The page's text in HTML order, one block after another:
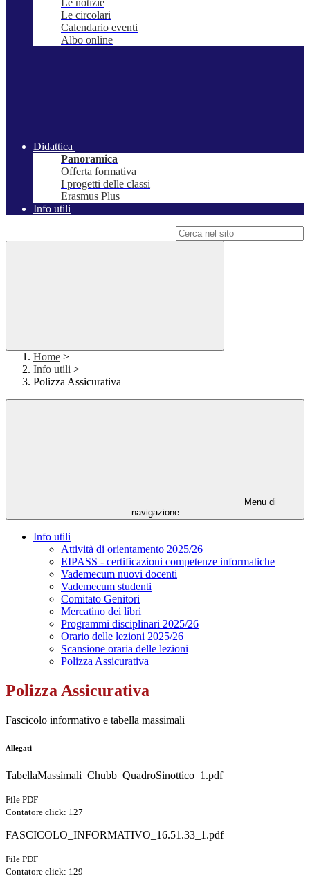
Le notizie
Le circolari
Calendario eventi
Albo online
Didattica
Panoramica
Offerta formativa
I progetti delle classi
Erasmus Plus
Info utili
Home >
Info utili >
Polizza Assicurativa
Menu di
navigazione
Info utili
Attività di orientamento 2025/26
EIPASS - certificazioni competenze informatiche
Vademecum nuovi docenti
Vademecum studenti
Comitato Genitori
Mercatino dei libri
Programmi disciplinari 2025/26
Orario delle lezioni 2025/26
Scansione oraria delle lezioni
Polizza Assicurativa
Polizza Assicurativa
Fascicolo informativo e tabella massimali
Allegati
TabellaMassimali_Chubb_QuadroSinottico_1.pdf
File PDF
Contatore click: 127
FASCICOLO_INFORMATIVO_16.51.33_1.pdf
File PDF
Contatore click: 129